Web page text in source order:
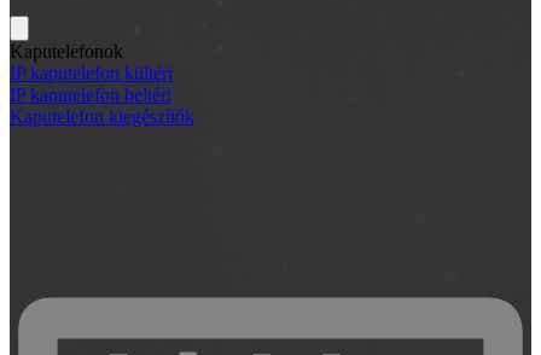
Kaputelefonok
IP kaputelefon kültéri
IP kaputelefon beltéri
Kaputelefon kiegészítők